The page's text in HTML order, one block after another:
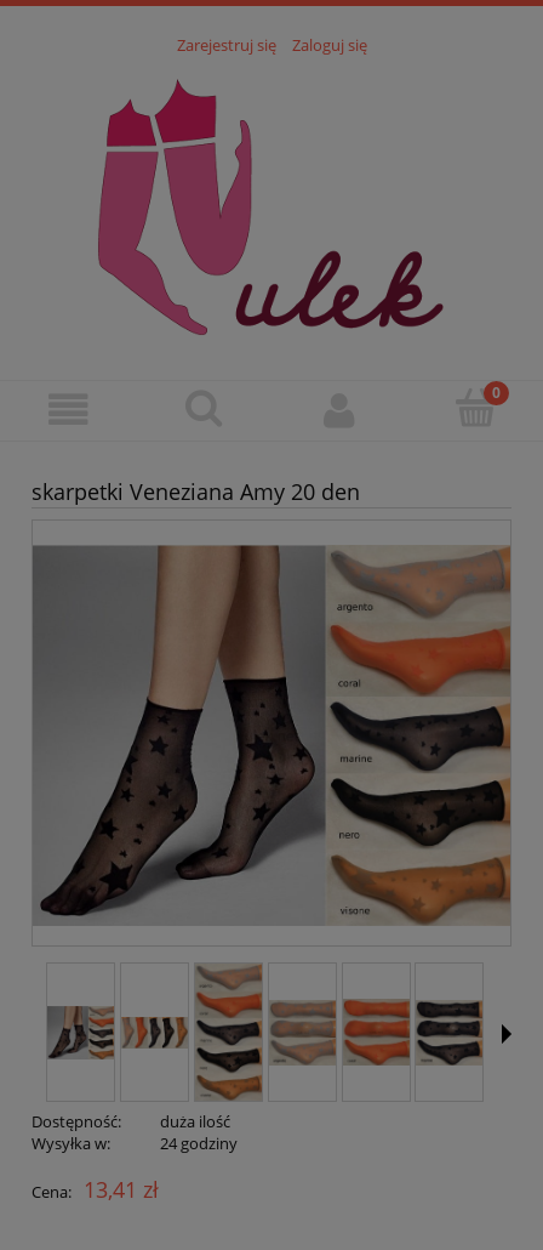
Zarejestruj się Zaloguj się
skarpetki Veneziana Amy 20 den
Dostępność:
duża ilość
Wysyłka w:
24 godziny
Cena: 13,41 zł